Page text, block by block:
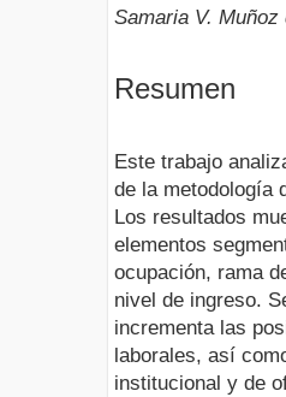
Samaria V.
Resumen
Este trabajo
de la metodología
Los resultados
elementos
ocupación, rama
nivel de ingreso.
incrementa las
laborales, así
institucional y de